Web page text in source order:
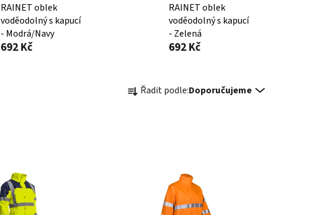
RAINET oblek
voděodolný s kapucí
- Modrá/Navy
692 Kč
RAINET oblek
voděodolný s kapucí
- Zelená
692 Kč
a Řadit podle:Doporučujeme